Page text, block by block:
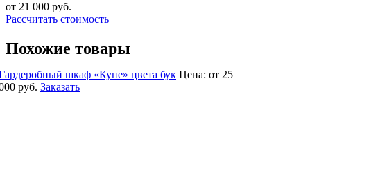
от 21 000 руб.
Рассчитать стоимость
Похожие товары
шкаф «Купе» цвета бук Цена: от 25
руб. Заказать